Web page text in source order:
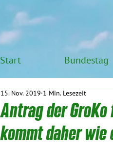
Antrag der
kommt daher
15. Nov. 2019 1 Min. Lesezeit
Start Bundestag